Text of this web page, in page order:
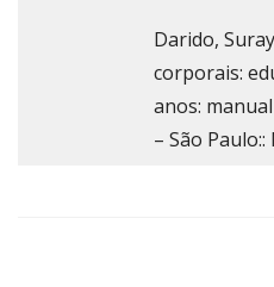
Darido,
corporais:
anos:
– São